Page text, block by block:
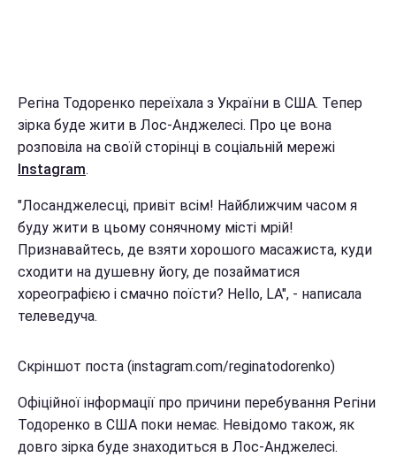
Регіна Тодоренко переїхала з України в США. Тепер
зірка буде жити в Лос-Анджелесі. Про це вона
розповіла на своїй сторінці в соціальній мережі
Instagram.
"Лосанджелесці, привіт всім! Найближчим часом я
буду жити в цьому сонячному місті мрій!
Признавайтесь, де взяти хорошого масажиста, куди
сходити на душевну йогу, де позайматися
хореографією і смачно поїсти? Hello, LA", - написала
телеведуча.
Скріншот поста (instagram.com/reginatodorenko)
Офіційної інформації про причини перебування Регіни
Тодоренко в США поки немає. Невідомо також, як
довго зірка буде знаходиться в Лос-Анджелесі.